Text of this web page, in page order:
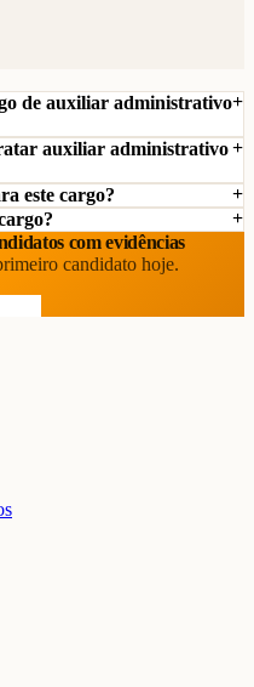
de auxiliar administrativo
auxiliar administrativo
este cargo?
com evidências
candidato hoje.